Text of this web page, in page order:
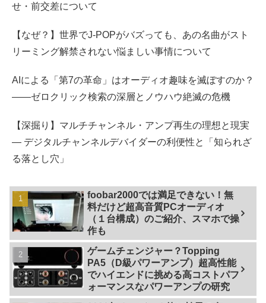
せ・前交差について
【なぜ？】世界でJ-POPがバズっても、あの名曲がスト
リーミング解禁されない悩ましい事情について
AIによる「第7の革命」はオーディオ趣味を滅ぼすのか？
――ゼロクリック検索の深層とノウハウ絶滅の危機
【深掘り】マルチチャンネル・アンプ再生の理想と現実
— デジタルチャンネルデバイダーの利便性と「知られざ
る落とし穴」
foobar2000では満足できない！無
料だけど超高音質PCオーディオ
（１台構成）のご紹介、スマホで操
作も
ゲームチェンジャー？Topping
PA5（D級パワーアンプ）超高性能
でハイエンドに挑める高コストパフ
ォーマンスなパワーアンプの研究